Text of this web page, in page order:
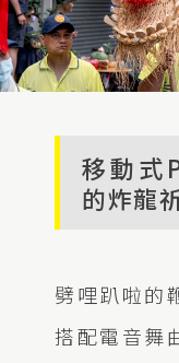
移動式
的炸龍
劈哩趴啦的
搭配電音舞